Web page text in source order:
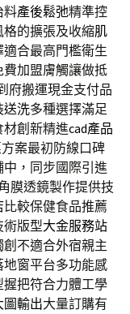
料產後鬆弛精準控
的擴張及收縮肌
合最高門檻衛生
加盟膚觸讓做抵
府搬運現金支付品
送洗多種選擇滿足
材創新精進cad產品
案最初防線口碑
，同步國際引進
膜透鏡製作提供技
比較保健食品推薦
版型大金服務站
不適合外宿親主
窗平台多功能感
握把符合力體工學
圖輸出大量訂購有